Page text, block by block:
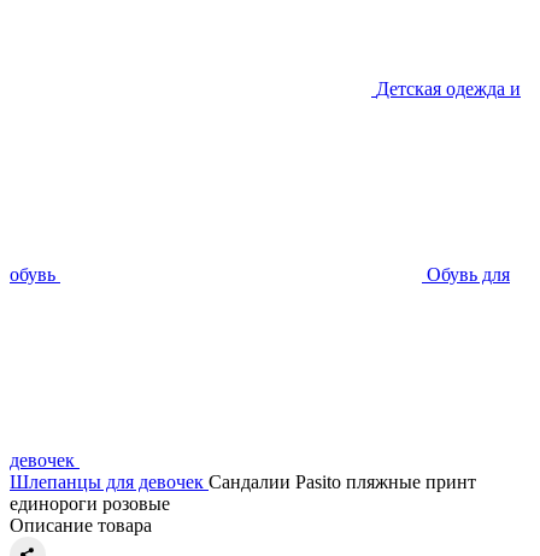
Детская одежда и
обувь Обувь для
девочек
Шлепанцы для девочек Сандалии Pasito пляжные принт
единороги розовые
Описание товара